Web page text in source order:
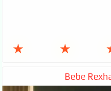
★ ★
Bebe